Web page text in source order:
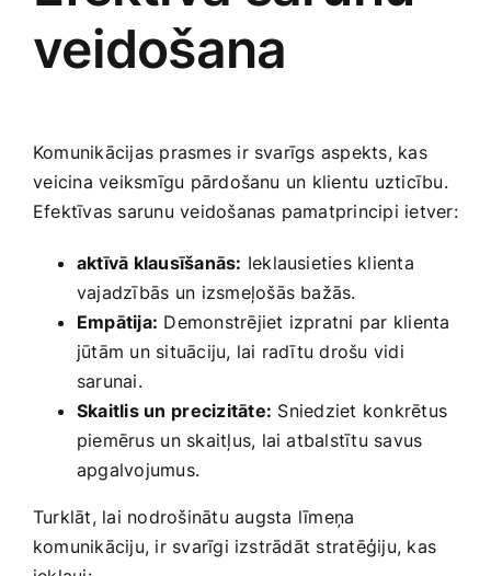
veidošana
Komunikācijas prasmes ir svarīgs aspekts, kas
⁣veicina veiksmīgu pārdošanu un klientu‍ uzticību.
Efektīvas sarunu veidošanas pamatprincipi ietver:⁣
aktīvā klausīšanās: Ieklausieties klienta
vajadzībās ⁤un izsmeļošās bažās.
Empātija: Demonstrējiet izpratni par klienta
jūtām un situāciju, lai radītu drošu ​vidi
sarunai.
Skaitlis un ⁢precizitāte: ⁣Sniedziet konkrētus
‌piemērus⁢ un skaitļus, ‍lai atbalstītu savus
apgalvojumus.
Turklāt, lai nodrošinātu⁢ augsta līmeņa
komunikāciju, ir svarīgi izstrādāt stratēģiju, kas